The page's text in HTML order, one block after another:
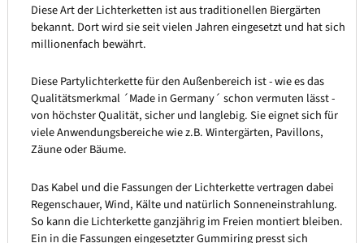
Diese Art der Lichterketten ist aus traditionellen Biergärten
bekannt. Dort wird sie seit vielen Jahren eingesetzt und hat sich
millionenfach bewährt.
Diese Partylichterkette für den Außenbereich ist - wie es das
Qualitätsmerkmal ´Made in Germany´ schon vermuten lässt -
von höchster Qualität, sicher und langlebig. Sie eignet sich für
viele Anwendungsbereiche wie z.B. Wintergärten, Pavillons,
Zäune oder Bäume.
Das Kabel und die Fassungen der Lichterkette vertragen dabei
Regenschauer, Wind, Kälte und natürlich Sonneneinstrahlung.
So kann die Lichterkette ganzjährig im Freien montiert bleiben.
Ein in die Fassungen eingesetzter Gummiring presst sich